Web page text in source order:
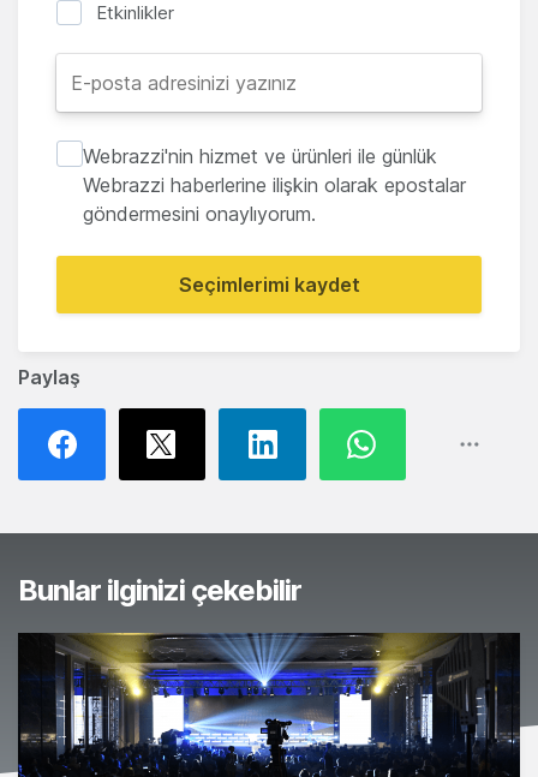
Paylaş
Etkinlikler
Webrazzi'nin hizmet ve ürünleri ile günlük
Webrazzi haberlerine ilişkin olarak epostalar
göndermesini onaylıyorum.
Seçimlerimi kaydet
Bunlar ilginizi çekebilir